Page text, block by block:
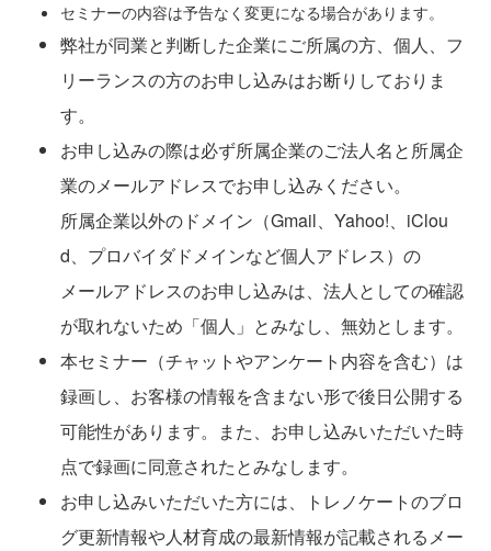
セミナーの内容は予告なく変更になる場合があります。
弊社が同業と判断した企業にご所属の方、個人、フ
リーランスの方のお申し込みはお断りしておりま
す。
お申し込みの際は必ず所属企業のご法人名と所属企
業のメールアドレスでお申し込みください。
所属企業以外のドメイン（Gmail、 Yahoo!、 iClou
d、プロバイダドメインなど個人アドレス）の
メールアドレスのお申し込みは、法人としての確認
が取れないため「個人」とみなし、無効とします。
本セミナー（チャットやアンケート内容を含む）は
録画し、お客様の情報を含まない形で後日公開する
可能性があります。また、お申し込みいただいた時
点で録画に同意されたとみなします。
お申し込みいただいた方には、トレノケートのブロ
グ更新情報や人材育成の最新情報が記載されるメー